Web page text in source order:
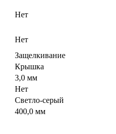
Нет
Нет
Защелкивание
Крышка
3,0 мм
Нет
Светло-серый
400,0 мм